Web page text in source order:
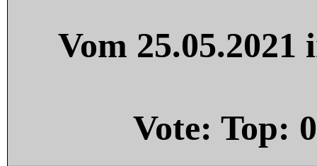
Vom
Vote: Top: 0